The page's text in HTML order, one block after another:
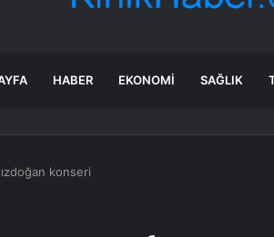
HABER EKONOMI SAĞLIK
konseri